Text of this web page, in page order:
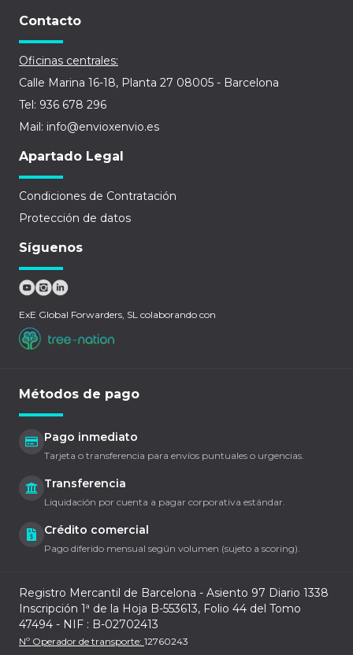
Contacto
Oficinas centrales:
Calle Marina 16-18, Planta 27 08005 - Barcelona
Tel: 936 678 296
Mail: info@envioxenvio.es
Apartado Legal
Condiciones de Contratación
Protección de datos
Síguenos
ExE Global Forwarders, SL colaborando con
Métodos de pago
Pago inmediato
Tarjeta o transferencia para envíos puntuales o urgencias.
Transferencia
Liquidación por cuenta a pagar corporativa estándar.
Crédito comercial
Pago diferido mensual según volumen (sujeto a scoring).
Registro Mercantil de Barcelona - Asiento 97 Diario 1338
Inscripción 1ª de la Hoja B-553613, Folio 44 del Tomo
47494 - NIF : B-02702413
Nº Operador de transporte: 12760243